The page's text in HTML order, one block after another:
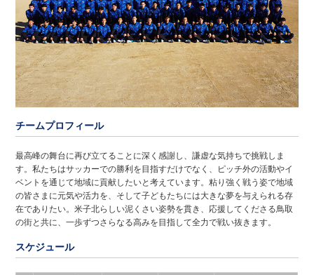
チームプロフィール
最高峰の舞台に再び立てることに深く感謝し、謙虚な気持ちで挑戦しま
す。私たちはサッカーでの勝利を目指すだけでなく、ピッチ外の活動やイ
ベントを通じて地域に貢献したいと考えています。粘り強く戦う姿で地域
の皆さまに元気や活力を、そして子どもたちには大きな夢を与えられる存
在でありたい。米子北らしい泥くさい姿勢を貫き、応援してくださる鳥取
の街と共に、一歩ずつさらなる高みを目指して全力で戦い抜きます。
スケジュール